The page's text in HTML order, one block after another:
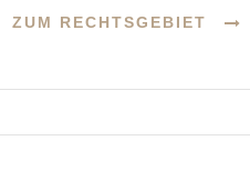
ZUM RECHTSGEBIET